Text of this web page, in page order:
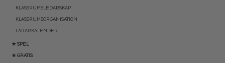
KLASSRUMSLEDARSKAP
KLASSRUMSORGANISATION
LÄRARKALENDER
★ SPEL
★ GRATIS